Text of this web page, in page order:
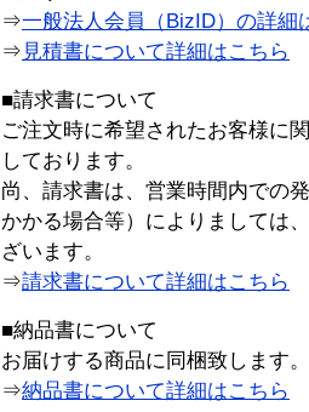
⇒一般法人会員（BizID）の詳細
⇒ 見積書について詳細はこちら
■請求書について
ご注文時に希望されたお客様に
しております。
尚、請求書は、営業時間内での
かかる場合等）によりましては
ざいます。
⇒請求書について詳細はこちら
■納品書について
お届けする商品に同梱致します。
⇒納品書について詳細はこちら